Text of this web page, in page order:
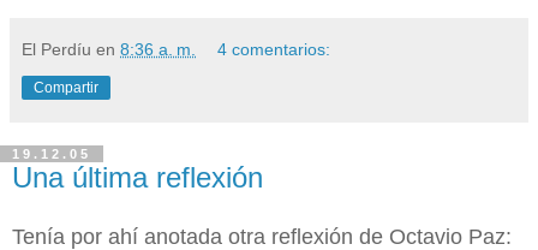
El Perdíu en 8:36 a. m. 4 comentarios:
Compartir
19.12.05
Una última reflexión
Tenía por ahí anotada otra reflexión de Octavio Paz: